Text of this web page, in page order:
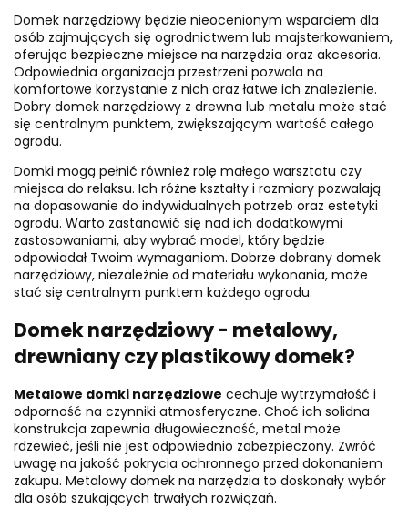
Domek narzędziowy będzie nieocenionym wsparciem dla
osób zajmujących się ogrodnictwem lub majsterkowaniem,
oferując bezpieczne miejsce na narzędzia oraz akcesoria.
Odpowiednia organizacja przestrzeni pozwala na
komfortowe korzystanie z nich oraz łatwe ich znalezienie.
Dobry domek narzędziowy z drewna lub metalu może stać
się centralnym punktem, zwiększającym wartość całego
ogrodu.
Domki mogą pełnić również rolę małego warsztatu czy
miejsca do relaksu. Ich różne kształty i rozmiary pozwalają
na dopasowanie do indywidualnych potrzeb oraz estetyki
ogrodu. Warto zastanowić się nad ich dodatkowymi
zastosowaniami, aby wybrać model, który będzie
odpowiadał Twoim wymaganiom. Dobrze dobrany domek
narzędziowy, niezależnie od materiału wykonania, może
stać się centralnym punktem każdego ogrodu.
Domek narzędziowy - metalowy,
drewniany czy plastikowy domek?
Metalowe domki narzędziowe cechuje wytrzymałość i
odporność na czynniki atmosferyczne. Choć ich solidna
konstrukcja zapewnia długowieczność, metal może
rdzewieć, jeśli nie jest odpowiednio zabezpieczony. Zwróć
uwagę na jakość pokrycia ochronnego przed dokonaniem
zakupu. Metalowy domek na narzędzia to doskonały wybór
dla osób szukających trwałych rozwiązań.